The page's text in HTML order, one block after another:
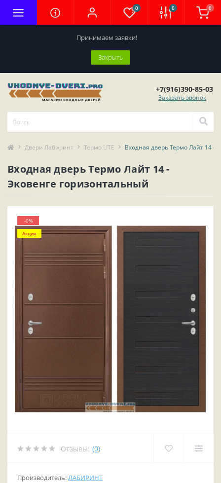
Принимаем заявки!
Закрыть
0 0 0
+7(916)390-85-03
Заказать звонок
Двери Лабиринт Термо LITE Входная дверь Термо Лайт 14 -
Входная дверь Термо Лайт 14 -
Эковенге горизонтальный
-0%
Акция
Отзывы: (0)
Производитель:ЛАБИРИНТ